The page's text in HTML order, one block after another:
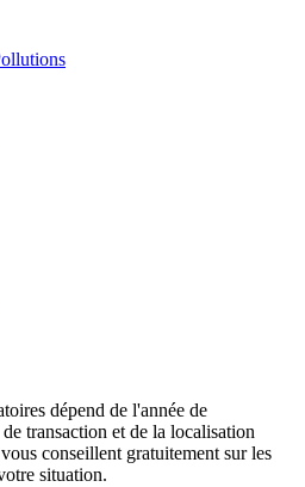
dépend de l'année de
transaction et de la localisation
conseillent gratuitement sur les
situation.